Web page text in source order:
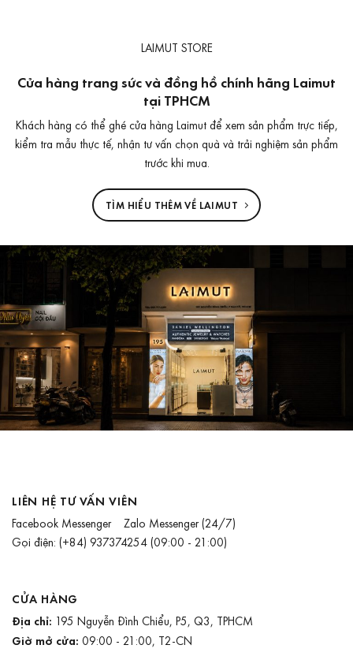
LAIMUT STORE
Cửa hàng trang sức và đồng hồ chính hãng Laimut
tại TPHCM
Khách hàng có thể ghé cửa hàng Laimut để xem sản phẩm trực tiếp,
kiểm tra mẫu thực tế, nhận tư vấn chọn quà và trải nghiệm sản phẩm
trước khi mua.
TÌM HIỂU THÊM VỀ LAIMUT
LIÊN HỆ TƯ VẤN VIÊN
Facebook Messenger Zalo Messenger(24/7)
Gọi điện: (+84) 937374254(09:00 - 21:00)
CỬA HÀNG
Địa chỉ: 195 Nguyễn Đình Chiểu, P5, Q3, TPHCM
Giờ mở cửa: 09:00 - 21:00, T2-CN